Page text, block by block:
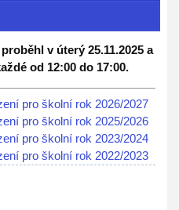
v úterý 25.11.2025 a
od 12:00 do 17:00.
pro školní rok 2026/2027
pro školní rok 2025/2026
pro školní rok 2023/2024
pro školní rok 2022/2023